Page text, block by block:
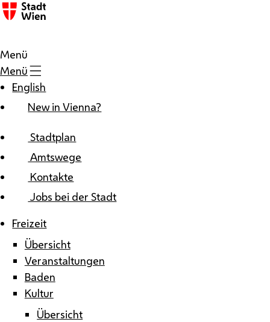
Zum Inhalt
Menü
Menü
English
New in Vienna?
Stadtplan
Amtswege
Kontakte
Jobs bei der Stadt
Freizeit
Übersicht
Veranstaltungen
Baden
Kultur
Übersicht